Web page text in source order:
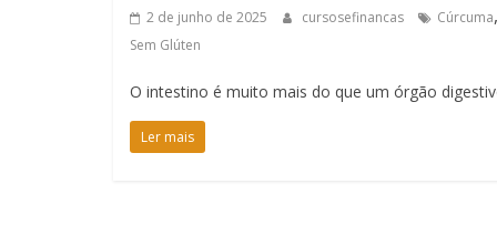
2 de junho de 2025 cursosefinancas Cúrcuma,
Sem Glúten
O intestino é muito mais do que um órgão
Ler mais